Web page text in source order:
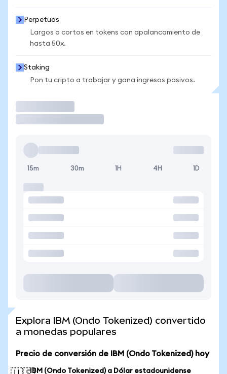
Perpetuos
Largos o cortos en tokens con apalancamiento de
hasta 50x.
Staking
Pon tu cripto a trabajar y gana ingresos pasivos.
15m 30m 1H 4H 1D
Explora IBM (Ondo Tokenized) convertido
a monedas populares
Precio de conversión de IBM (Ondo Tokenized) hoy
IBM (Ondo Tokenized) a Dólar estadounidense